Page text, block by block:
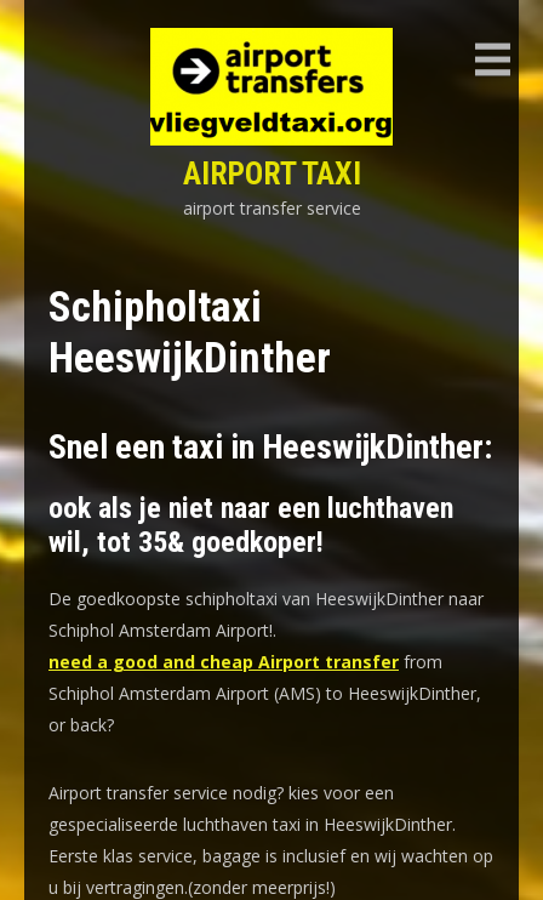
Skip
to
content
AIRPORT TAXI
airport transfer service
Schipholtaxi
HeeswijkDinther
Snel een taxi in HeeswijkDinther:
ook als je niet naar een luchthaven
wil, tot 35& goedkoper!
De goedkoopste schipholtaxi van HeeswijkDinther naar
Schiphol Amsterdam Airport!.
need a good and cheap Airport transfer from
Schiphol Amsterdam Airport (AMS) to HeeswijkDinther,
or back?
Airport transfer service nodig? kies voor een
gespecialiseerde luchthaven taxi in HeeswijkDinther.
Eerste klas service, bagage is inclusief en wij wachten op
u bij vertragingen.(zonder meerprijs!)